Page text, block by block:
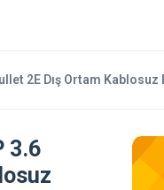
2E Dış Ortam
3.6